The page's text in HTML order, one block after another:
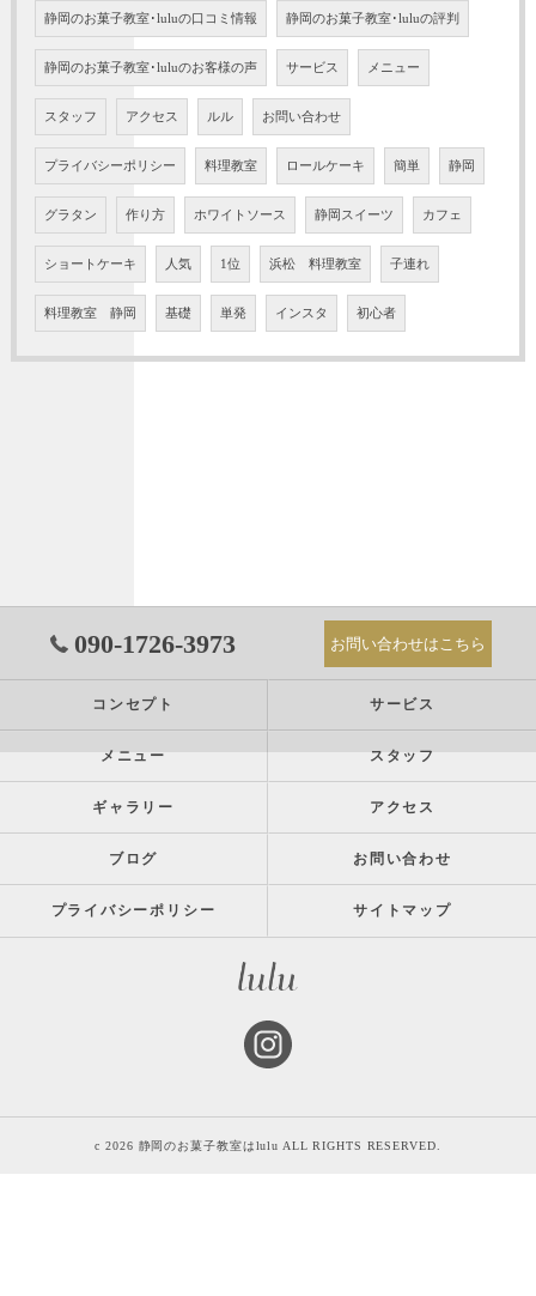
静岡のお菓子教室･luluの口コミ情報 静岡のお菓子教室･luluの評判
静岡のお菓子教室･luluのお客様の声 サービス メニュー
スタッフ アクセス ルル お問い合わせ
プライバシーポリシー 料理教室 ロールケーキ 簡単 静岡
グラタン 作り方 ホワイトソース 静岡スイーツ カフェ
ショートケーキ 人気 1位 浜松 料理教室 子連れ
料理教室 静岡 基礎 単発 インスタ 初心者
090-1726-3973 お問い合わせはこちら
コンセプト サービス
メニュー スタッフ
ギャラリー アクセス
ブログ お問い合わせ
プライバシーポリシー サイトマップ
c 2026 静岡のお菓子教室はlulu ALL RIGHTS RESERVED.